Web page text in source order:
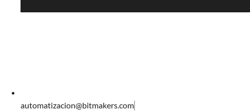
automatizacion@bitmakers.com